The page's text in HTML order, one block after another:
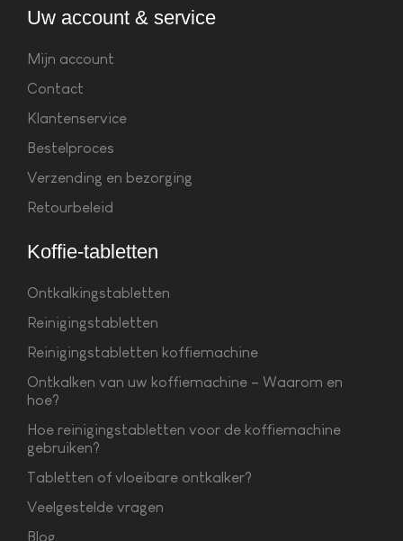
Uw account & service
Mijn account
Contact
Klantenservice
Bestelproces
Verzending en bezorging
Retourbeleid
Koffie-tabletten
Ontkalkingstabletten
Reinigingstabletten
Reinigingstabletten koffiemachine
Ontkalken van uw koffiemachine – Waarom en
hoe?
Hoe reinigingstabletten voor de koffiemachine
gebruiken?
Tabletten of vloeibare ontkalker?
Veelgestelde vragen
Blog